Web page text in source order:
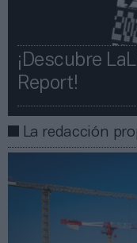
¡Descubre
Report!​​
La redacción